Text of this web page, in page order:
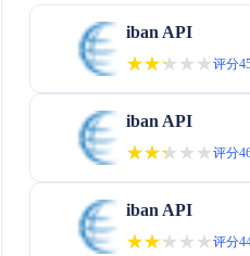
iban API
★★★★★
★★★★★评分
iban API
★★★★★
★★★★★评分
iban API
★★★★★
★★★★★评分